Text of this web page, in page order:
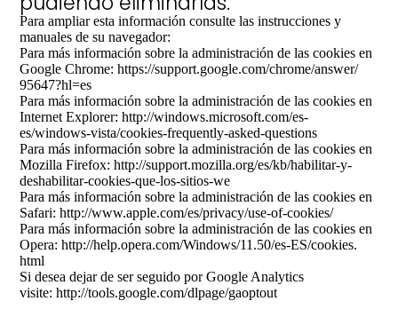
Para ampliar esta información consulte las instrucciones y
manuales de su navegador:
Para más información sobre la administración de las cookies en
Google Chrome:https://support.google.com/chrome/answer/
95647?hl=es
Para más información sobre la administración de las cookies en
Internet Explorer:http://windows.microsoft.com/es-
es/windows-vista/cookies-frequently-asked-questions
Para más información sobre la administración de las cookies en
Mozilla Firefox:http://support.mozilla.org/es/kb/habilitar-y-
deshabilitar-cookies-que-los-sitios-we
Para más información sobre la administración de las cookies en
Safari:http://www.apple.com/es/privacy/use-of-cookies/
Para más información sobre la administración de las cookies en
Opera:http://help.opera.com/Windows/11.50/es-ES/cookies.
html
Si desea dejar de ser seguido por Google Analytics
visite:http://tools.google.com/dlpage/gaoptout